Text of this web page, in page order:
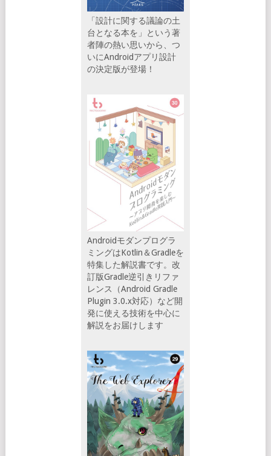
「設計に関する議論の土
台となる本を」という著
者陣の熱い思いから、つ
いにAndroidアプリ設計
の決定版が登場！
Androidモダンプログラ
ミングはKotlin＆Gradleを
特集した解説書です。改
訂版Gradle逆引きリファ
レンス（Android Gradle
Plugin 3.0.x対応）など開
発に使える技術を中心に
解説をお届けします